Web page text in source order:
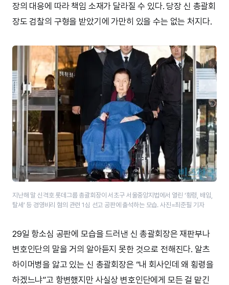
장의 대응에 따라 책임 소재가 달라질 수 있다. 당장 신 총괄회
장도 검찰의 구형을 받았기에 가만히 있을 수는 없는 처지다.
지난해 말 신격호 롯데그룹 총괄회장이 서초구 서울중앙지법에서 열린 ‘횡령, 배임,
탈세’ 등 경영비리 혐의 관련 1심 선고 공판에 출석하는 모습. 사진=최준필 기자
29일 항소심 공판에 모습을 드러낸 신 총괄회장은 재판부나
변호인단의 말을 거의 알아듣지 못한 것으로 전해진다. 알츠
하이머병을 앓고 있는 신 총괄회장은 “내 회사인데 왜 횡령을
하겠느냐”고 항변했지만 사실상 변호인단에게 모든 걸 맡긴